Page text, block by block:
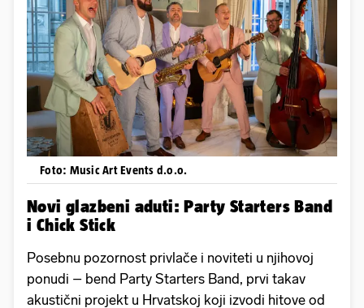
Foto: Music Art Events d.o.o.
Novi glazbeni aduti: Party Starters Band
i Chick Stick
Posebnu pozornost privlače i noviteti u njihovoj
ponudi – bend Party Starters Band, prvi takav
akustični projekt u Hrvatskoj koji izvodi hitove od